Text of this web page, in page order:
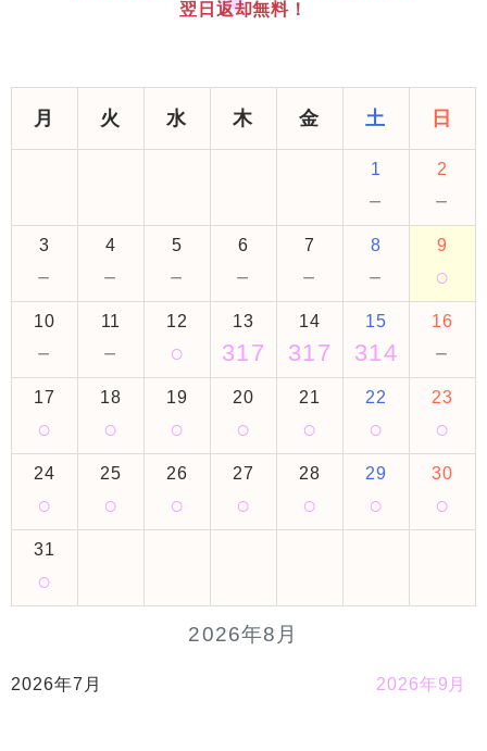
翌日返却無料！
2026年8月
月 火 水 木 金 土 日
1
－
2
－
3
－
4
－
5
－
6
－
7
－
8
－
9
○
10
－
11
－
12
○
13
317
14
317
15
314
16
－
17
○
18
○
19
○
20
○
21
○
22
○
23
○
24
○
25
○
26
○
27
○
28
○
29
○
30
○
31
○
2026年7月 2026年9月